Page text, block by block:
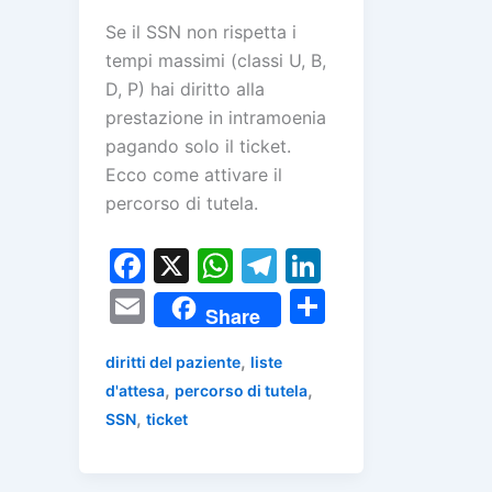
Se il SSN non rispetta i
tempi massimi (classi U, B,
D, P) hai diritto alla
prestazione in intramoenia
pagando solo il ticket.
Ecco come attivare il
percorso di tutela.
F
a
c
e
b
X
W
h
at
s
A
T
el
e
gr
a
n
k
E
m
ai
l
Share
diritti del paziente, liste
d'attesa, percorso di tutela,
SSN, ticket